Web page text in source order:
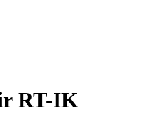
RT-IK